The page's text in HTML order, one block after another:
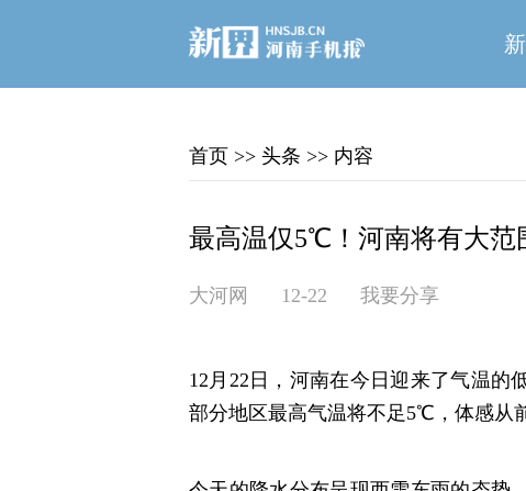
首页 >> 头条 >> 内容
最高温仅5℃！河南将有大范
大河网 12-22 我要分享
12月22日，河南在今日迎来了气温的
部分地区最高气温将不足5℃，体感从